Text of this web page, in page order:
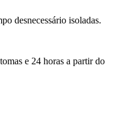
desnecessário isoladas.
e 24 horas a partir do